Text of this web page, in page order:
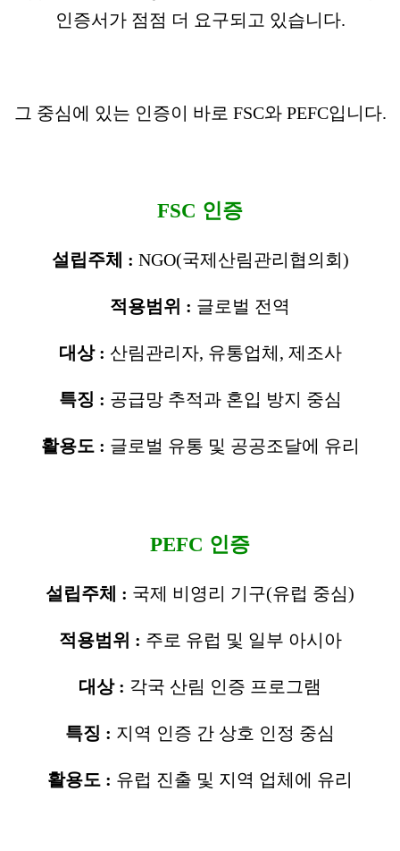
인증서가 점점 더 요구되고 있습니다.
그 중심에 있는 인증이 바로 FSC와 PEFC입니다.
FSC 인증
설립주체 : NGO(국제산림관리협의회)
적용범위 : 글로벌 전역
대상 : 산림관리자, 유통업체, 제조사
특징 : 공급망 추적과 혼입 방지 중심
활용도 : 글로벌 유통 및 공공조달에 유리
PEFC 인증
설립주체 : 국제 비영리 기구(유럽 중심)
적용범위 : 주로 유럽 및 일부 아시아
대상 : 각국 산림 인증 프로그램
특징 : 지역 인증 간 상호 인정 중심
활용도 : 유럽 진출 및 지역 업체에 유리